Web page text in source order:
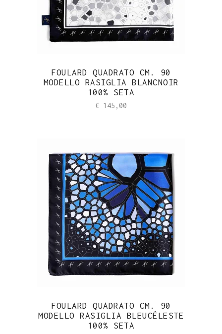
FOULARD QUADRATO CM. 90
MODELLO RASIGLIA BLANCNOIR
100% SETA
€ 145,00
FOULARD QUADRATO CM. 90
MODELLO RASIGLIA BLEUCÉLESTE
100% SETA